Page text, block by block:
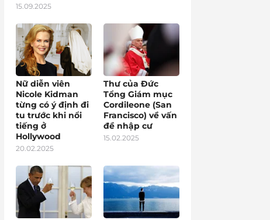
15.09.2025
Nữ diễn viên
Nicole Kidman
từng có ý định đi
tu trước khi nổi
tiếng ở
Hollywood
20.02.2025
Thư của Đức
Tổng Giám mục
Cordileone (San
Francisco) về vấn
đề nhập cư
15.02.2025